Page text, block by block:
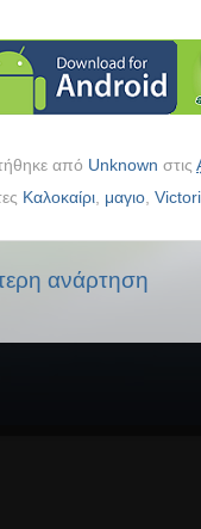
από Unknown στις
Καλοκαίρι, μαγιο,
ανάρτηση